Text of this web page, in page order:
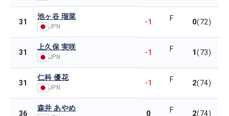
31
池ヶ谷 瑠菜
JPN -1 F 0(72)
31
上久保 実咲
JPN -1 F 1(73)
31
仁科 優花
JPN -1 F 2(74)
36
森井 あやめ
0 F 2(74)